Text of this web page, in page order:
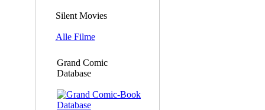
Silent Movies
Alle Filme
Grand Comic
Database